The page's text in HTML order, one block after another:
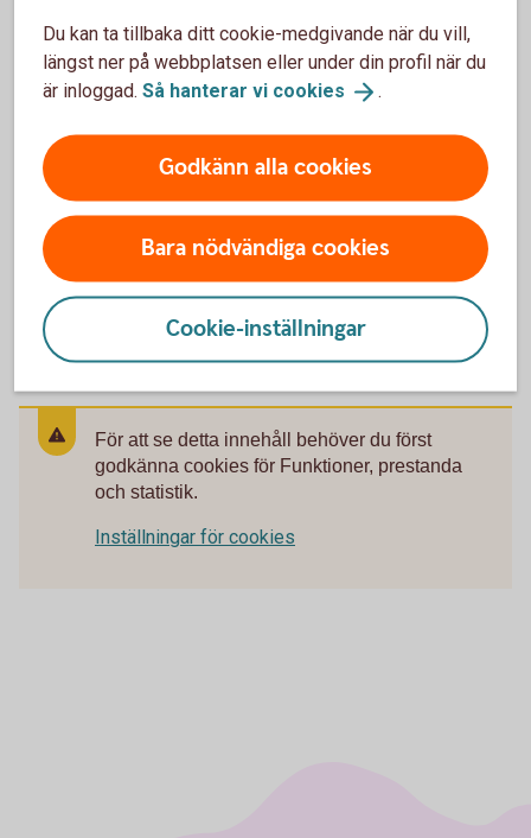
Hitta dittbankkontor
Ring oss
Ring oss för att få hjälp med företagets affärer.
Ring 0771-33 44 33
För att se detta innehåll behöver du först
godkänna cookies för Funktioner, prestanda
och statistik.
Inställningar för cookies
Du kan ta tillbaka ditt cookie-medgivande när du vill,
längst ner på webbplatsen eller under din profil när du
är inloggad. Så hanterar vi cookies .
Godkänn alla cookies
Bara nödvändiga cookies
Cookie-inställningar